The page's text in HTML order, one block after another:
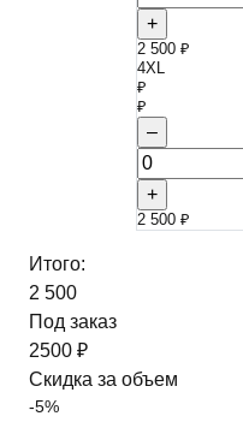
+
2 500 ₽
4XL
₽
₽
–
+
2 500 ₽
Итого:
2 500
Под заказ
2500 ₽
Скидка за объем
-5%